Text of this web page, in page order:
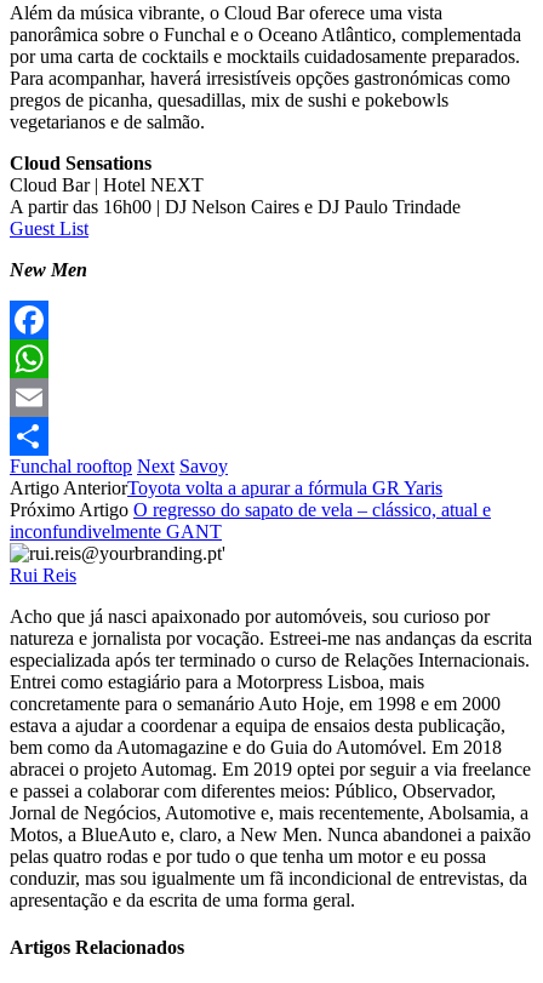
Além da música vibrante, o Cloud Bar oferece uma vista
panorâmica sobre o Funchal e o Oceano Atlântico, complementada
por uma carta de cocktails e mocktails cuidadosamente preparados.
Para acompanhar, haverá irresistíveis opções gastronómicas como
pregos de picanha, quesadillas, mix de sushi e pokebowls
vegetarianos e de salmão.
Cloud Sensations
Cloud Bar | Hotel NEXT
A partir das 16h00 | DJ Nelson Caires e DJ Paulo Trindade
Guest List
New Men
Facebook
WhatsApp
Email
Partilhar
Funchal rooftop Next Savoy
Artigo AnteriorToyota volta a apurar a fórmula GR Yaris
Próximo Artigo O regresso do sapato de vela – clássico, atual e
inconfundivelmente GANT
Rui Reis
Acho que já nasci apaixonado por automóveis, sou curioso por
natureza e jornalista por vocação. Estreei-me nas andanças da escrita
especializada após ter terminado o curso de Relações Internacionais.
Entrei como estagiário para a Motorpress Lisboa, mais
concretamente para o semanário Auto Hoje, em 1998 e em 2000
estava a ajudar a coordenar a equipa de ensaios desta publicação,
bem como da Automagazine e do Guia do Automóvel. Em 2018
abracei o projeto Automag. Em 2019 optei por seguir a via freelance
e passei a colaborar com diferentes meios: Público, Observador,
Jornal de Negócios, Automotive e, mais recentemente, Abolsamia, a
Motos, a BlueAuto e, claro, a New Men. Nunca abandonei a paixão
pelas quatro rodas e por tudo o que tenha um motor e eu possa
conduzir, mas sou igualmente um fã incondicional de entrevistas, da
apresentação e da escrita de uma forma geral.
Artigos Relacionados